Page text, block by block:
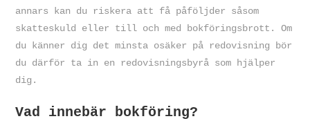
annars kan du riskera att få påföljder såsom
skatteskuld eller till och med bokföringsbrott. Om
du känner dig det minsta osäker på redovisning bör
du därför ta in en redovisningsbyrå som hjälper
dig.
Vad innebär bokföring?